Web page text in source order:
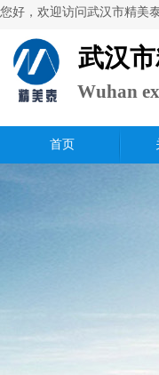
您好，欢迎访问武汉市精美
武汉
Wuhan
Ltd.
首页